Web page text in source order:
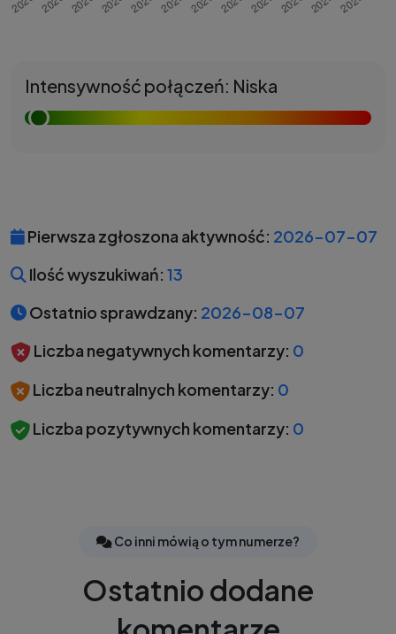
Intensywność połączeń: Niska
Pierwsza zgłoszona aktywność: 2026-07-07
Ilość wyszukiwań: 13
Ostatnio sprawdzany: 2026-08-07
Liczba negatywnych komentarzy: 0
Liczba neutralnych komentarzy: 0
Liczba pozytywnych komentarzy: 0
Co inni mówią o tym numerze?
Ostatnio dodane